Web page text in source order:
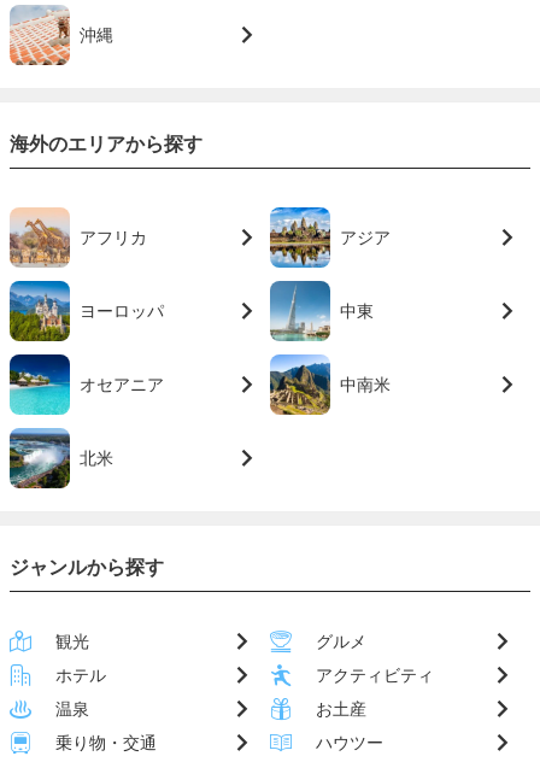
沖縄
海外のエリアから探す
アフリカ アジア
ヨーロッパ 中東
オセアニア 中南米
北米
ジャンルから探す
観光
グルメ
ホテル
アクティビティ
温泉
お土産
乗り物・交通
ハウツー